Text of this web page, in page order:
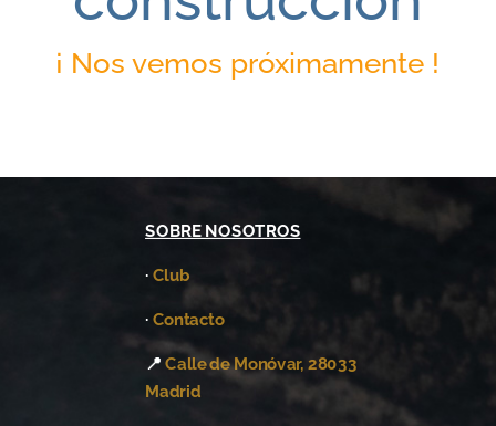
¡ Nos vemos próximamente !
SOBRE NOSOTROS
· Club
· Contacto
📍Calle de Monóvar, 28033
Madrid